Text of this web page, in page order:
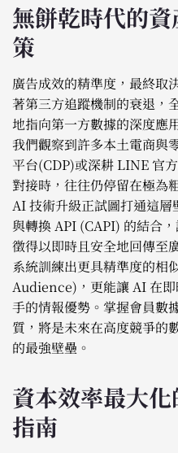
無餅乾時代的
策
廣告成效的精準度，最終取
著第三方追蹤機制的衰退，
地指向第一方數據的深度應
我們觀察到許多本土電商與
平台(CDP)或深耕 LINE 官
對接時，往往仍停留在極為
AI 技術升級正試圖打通這
與轉換 API (CAPI) 的結合
徵得以即時且安全地回傳至
系統訓練出更具精準度的
Audience)，更能讓 AI 在
手的情報優勢。掌握會員數
質，將是未來在高度競爭的
的最強壁壘。
資本效率最大
指南